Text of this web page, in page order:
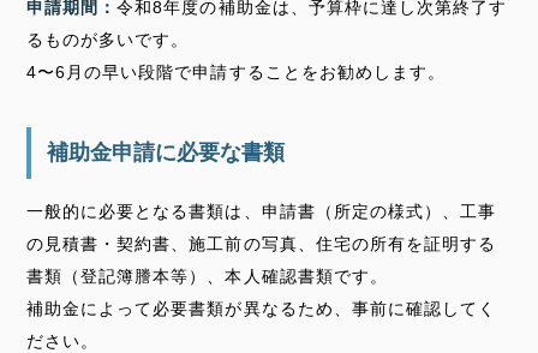
申請期間：令和8年度の補助金は、予算枠に達し次第終了す
るものが多いです。
4〜6月の早い段階で申請することをお勧めします。
補助金申請に必要な書類
一般的に必要となる書類は、申請書（所定の様式）、工事
の見積書・契約書、施工前の写真、住宅の所有を証明する
書類（登記簿謄本等）、本人確認書類です。
補助金によって必要書類が異なるため、事前に確認してく
ださい。